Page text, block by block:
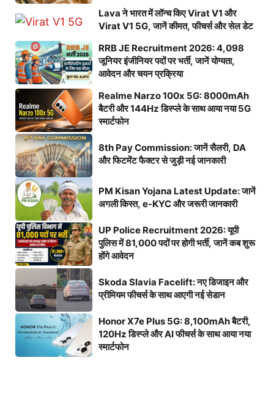
Lava ने भारत में लॉन्च किए Virat V1 और
Virat V1 5G, जानें कीमत, फीचर्स और सेल डेट
RRB JE Recruitment 2026: 4,098
जूनियर इंजीनियर पदों पर भर्ती, जानें योग्यता,
आवेदन और चयन प्रक्रिया
Realme Narzo 100x 5G: 8000mAh
बैटरी और 144Hz डिस्प्ले के साथ आया नया 5G
स्मार्टफोन
8th Pay Commission: जानें सैलरी, DA
और फिटमेंट फैक्टर से जुड़ी नई जानकारी
PM Kisan Yojana Latest Update: जानें
अगली किस्त, e-KYC और जरूरी जानकारी
UP Police Recruitment 2026: यूपी
पुलिस में 81,000 पदों पर होगी भर्ती, जानें कब शुरू
होंगे आवेदन
Skoda Slavia Facelift: नए डिजाइन और
प्रीमियम फीचर्स के साथ आएगी नई सेडान
Honor X7e Plus 5G: 8,100mAh बैटरी,
120Hz डिस्प्ले और AI फीचर्स के साथ आया नया
स्मार्टफोन